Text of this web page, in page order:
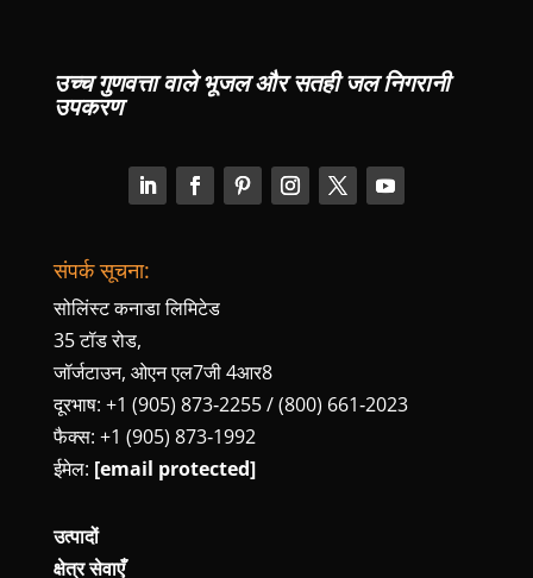
उच्च गुणवत्ता वाले भूजल और सतही जल निगरानी
उपकरण
संपर्क सूचना:
सोलिंस्ट कनाडा लिमिटेड
35 टॉड रोड,
जॉर्जटाउन, ओएन एल7जी 4आर8
दूरभाष: +1 (905) 873‑2255 / (800) 661‑2023
फैक्स: +1 (905) 873‑1992
ईमेल: [email protected]
उत्पादों
क्षेत्र सेवाएँ